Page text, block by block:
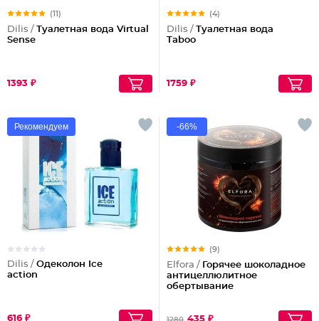
(11)
Dilis / Туалетная вода Virtual
Sense
1393 ₽
(4)
Dilis / Туалетная вода
Taboo
1759 ₽
Рекомендуем
Dilis / Одеколон Ice
action
616 ₽
-66%
(9)
Elfora / Горячее шоколадное
антицеллюлитное
обертывание
1280